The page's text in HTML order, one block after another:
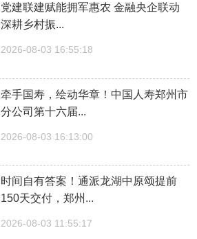
党建联建赋能拥军惠农 金融央企联动
深耕乡村振...
2026-08-03 16:55:18
牵手国寿，绘动华章！中国人寿郑州市
分公司第十六届...
2026-08-03 16:13:00
时间自有答案！通派龙湖中原颂提前
150天交付，郑州...
2026-08-03 11:55:17